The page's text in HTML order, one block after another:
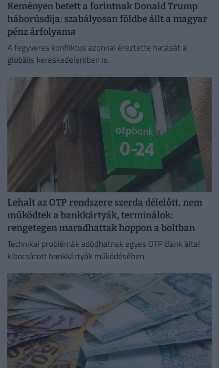
Keményen betett a forintnak Donald Trump
háborúsdija: szabályosan földbe állt a magyar
pénz árfolyama
A fegyveres konfliktus azonnal éreztette hatását a
globális kereskedelemben is.
Lehalt az OTP rendszere szerda délelőtt, nem
működtek a bankkártyák, terminálok:
rengetegen maradhattak hoppon a boltban
Technikai problémák adódhatnak egyes OTP Bank által
kibocsátott bankkártyák működésében.